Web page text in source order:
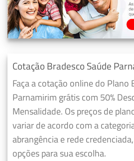
Cotação Bradesco Saúde
Faça a cotação online do Plano
Parnamirim grátis com 50%
Mensalidade. Os preços de
variar de acordo com a
abrangência e rede
opções para sua escolha.